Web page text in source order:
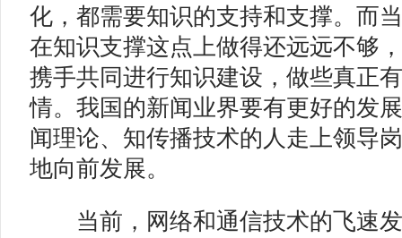
化，都需要知识的支持和支撑。而
在知识支撑这点上做得还远远不够
携手共同进行知识建设，做些真正
情。我国的新闻业界要有更好的发
闻理论、知传播技术的人走上领导
地向前发展。
当前，网络和通信技术的飞速发